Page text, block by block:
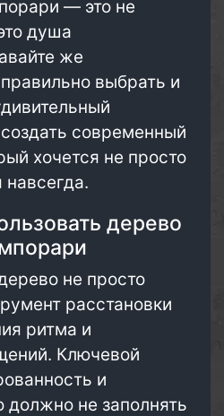
— это не
душа
же
выбрать и
современный
хочется не просто
навсегда.
дерево
не просто
расстановки
ритма и
Ключевой
и
должно не заполнять